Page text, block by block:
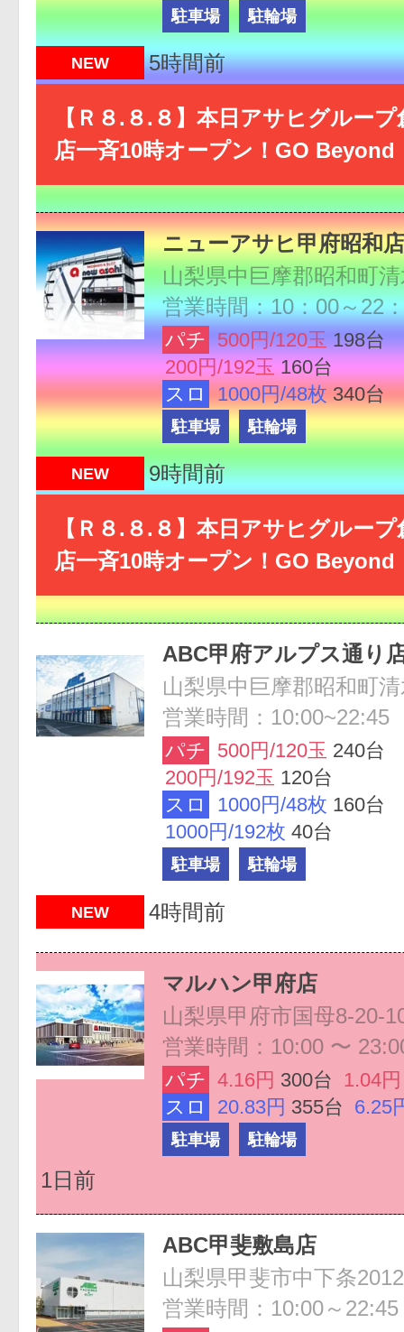
駐車場 駐輪場
NEW 5時間前
【Ｒ８.８.８】本日アサヒグルー
店一斉10時オープン！GO Beyond
ニューアサヒ甲府昭和店
山梨県中巨摩郡昭和町
営業時間：10：00～22
パチ 500円/120玉 198台
200円/192玉 160台
スロ
1000円/48枚 340台
駐車場 駐輪場
NEW 9時間前
【Ｒ８.８.８】本日アサヒグルー
店一斉10時オープン！GO Beyond
ABC甲府アルプス通り
山梨県中巨摩郡昭和町
営業時間：10:00~22:45
パチ 500円/120玉 240台
200円/192玉 120台
スロ
1000円/48枚 160台
1000円/192枚 40台
駐車場 駐輪場
NEW 4時間前
マルハン甲府店
山梨県甲府市国母8-20-
営業時間：10:00 〜
パチ 4.16円 300台 1.04円
スロ
20.83円 355台 6.25
駐車場 駐輪場
1日前
ABC甲斐敷島店
山梨県甲斐市中下条
営業時間：10:00～22:45